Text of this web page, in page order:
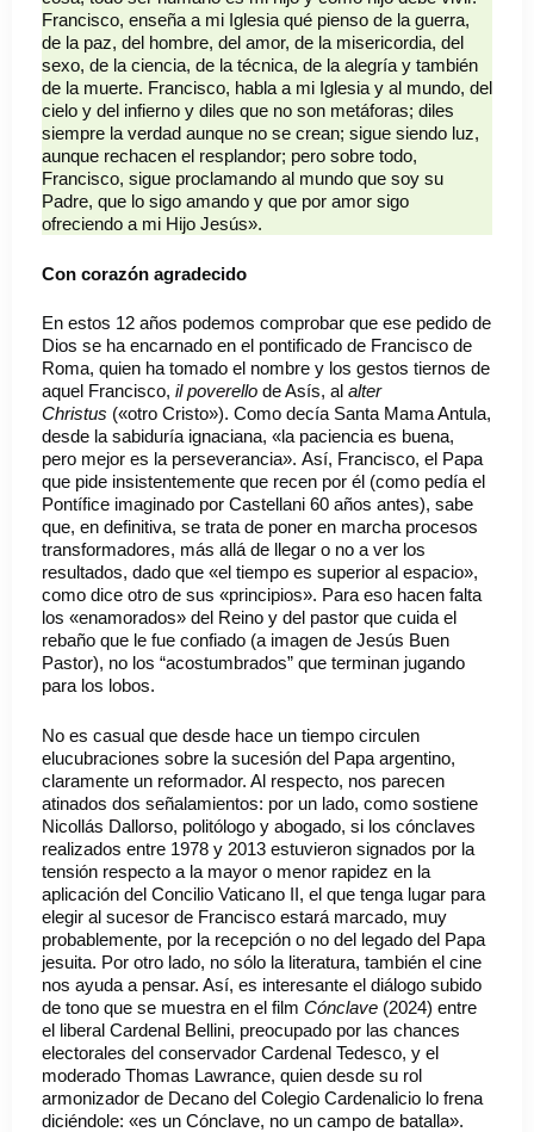
Francisco, enseña a mi Iglesia qué pienso de la guerra,
de la paz, del hombre, del amor, de la misericordia, del
sexo, de la ciencia, de la técnica, de la alegría y también
de la muerte. Francisco, habla a mi Iglesia y al mundo, del
cielo y del infierno y diles que no son metáforas; diles
siempre la verdad aunque no se crean; sigue siendo luz,
aunque rechacen el resplandor; pero sobre todo,
Francisco, sigue proclamando al mundo que soy su
Padre, que lo sigo amando y que por amor sigo
ofreciendo a mi Hijo Jesús».
Con corazón agradecido
En estos 12 años podemos comprobar que ese pedido de
Dios se ha encarnado en el pontificado de Francisco de
Roma, quien ha tomado el nombre y los gestos tiernos de
aquel Francisco, il poverello de Asís, al alter
Christus («otro Cristo»). Como decía Santa Mama Antula,
desde la sabiduría ignaciana, «la paciencia es buena,
pero mejor es la perseverancia». Así, Francisco, el Papa
que pide insistentemente que recen por él (como pedía el
Pontífice imaginado por Castellani 60 años antes), sabe
que, en definitiva, se trata de poner en marcha procesos
transformadores, más allá de llegar o no a ver los
resultados, dado que «el tiempo es superior al espacio»,
como dice otro de sus «principios». Para eso hacen falta
los «enamorados» del Reino y del pastor que cuida el
rebaño que le fue confiado (a imagen de Jesús Buen
Pastor), no los “acostumbrados” que terminan jugando
para los lobos.
No es casual que desde hace un tiempo circulen
elucubraciones sobre la sucesión del Papa argentino,
claramente un reformador. Al respecto, nos parecen
atinados dos señalamientos: por un lado, como sostiene
Nicollás Dallorso, politólogo y abogado, si los cónclaves
realizados entre 1978 y 2013 estuvieron signados por la
tensión respecto a la mayor o menor rapidez en la
aplicación del Concilio Vaticano II, el que tenga lugar para
elegir al sucesor de Francisco estará marcado, muy
probablemente, por la recepción o no del legado del Papa
jesuita. Por otro lado, no sólo la literatura, también el cine
nos ayuda a pensar. Así, es interesante el diálogo subido
de tono que se muestra en el film Cónclave (2024) entre
el liberal Cardenal Bellini, preocupado por las chances
electorales del conservador Cardenal Tedesco, y el
moderado Thomas Lawrance, quien desde su rol
armonizador de Decano del Colegio Cardenalicio lo frena
diciéndole: «es un Cónclave, no un campo de batalla».